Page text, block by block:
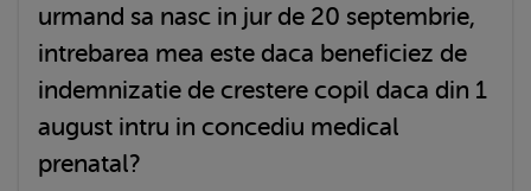
urmand sa nasc in jur de 20 septembrie,
intrebarea mea este daca beneficiez de
indemnizatie de crestere copil daca din 1
august intru in concediu medical
prenatal?